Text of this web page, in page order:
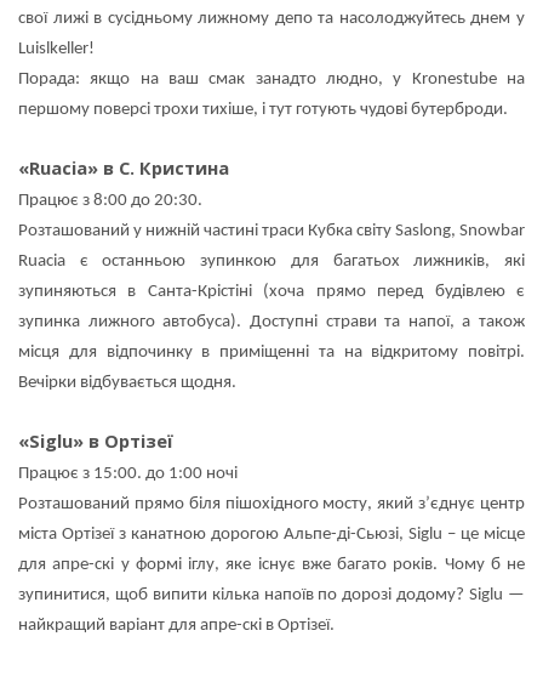
свої лижі в сусідньому лижному депо та насолоджуйтесь днем у
Luislkeller!
Порада: якщо на ваш смак занадто людно, у Kronestube на
першому поверсі трохи тихіше, і тут готують чудові бутерброди.
«Ruacia» в С. Кристина
Працює з 8:00 до 20:30.
Розташований у нижній частині траси Кубка світу Saslong, Snowbar
Ruacia є останньою зупинкою для багатьох лижників, які
зупиняються в Санта-Крістіні (хоча прямо перед будівлею є
зупинка лижного автобуса). Доступні страви та напої, а також
місця для відпочинку в приміщенні та на відкритому повітрі.
Вечірки відбувається щодня.
«Siglu» в Ортізеї
Працює з 15:00. до 1:00 ночі
Розташований прямо біля пішохідного мосту, який з’єднує центр
міста Ортізеї з канатною дорогою Альпе-ді-Сьюзі, Siglu – це місце
для апре-скі у формі іглу, яке існує вже багато років. Чому б не
зупинитися, щоб випити кілька напоїв по дорозі додому? Siglu —
найкращий варіант для апре-скі в Ортізеї.